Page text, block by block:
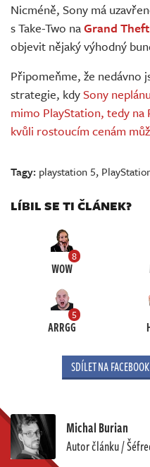
Nicméně, Sony má
s Take-Two naGrand
objevit nějaký výhodný
Připomeňme, že nedávno
strategie, kdySony
mimo PlayStation, tedy na
kvůli rostoucím cenám
Tagy: playstation 5,
LÍBIL SE TI ČLÁNEK?
8
WOW
5
ARRGG
SDÍLET NA FACEBOOK
Michal Burian
Autor článku /